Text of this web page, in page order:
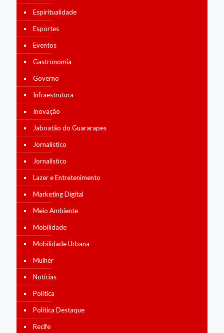
Espiritualidade
Esportes
Eventos
Gastronomia
Governo
Infraestrutura
Inovação
Jaboatão do Guararapes
Jornalístico
Jornalístico
Lazer e Entretenimento
Marketing Digital
Meio Ambiente
Mobilidade
Mobilidade Urbana
Mulher
Notícias
Política
Política Destaque
Recife